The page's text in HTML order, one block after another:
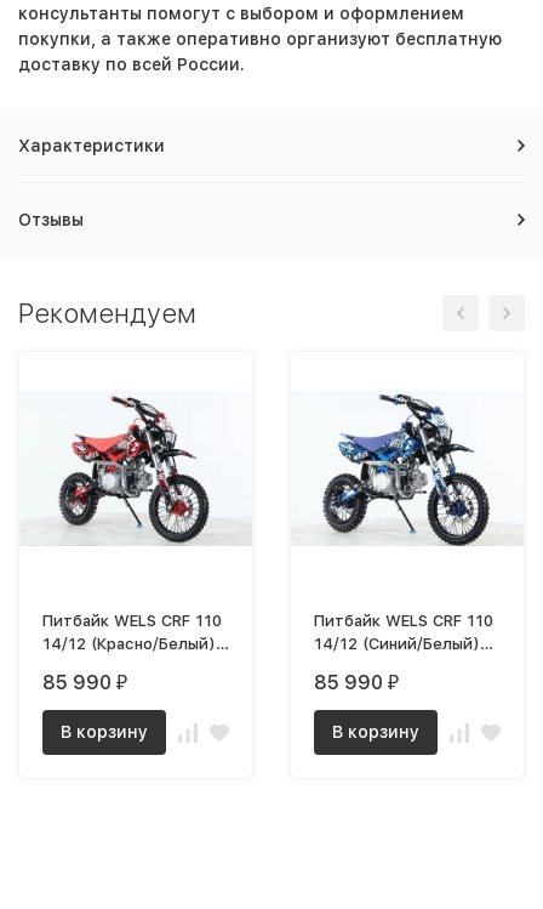
консультанты помогут с выбором и оформлением
покупки, а также оперативно организуют бесплатную
доставку по всей России.
Характеристики
Отзывы
Рекомендуем
Питбайк WELS CRF 110
14/12 (Красно/Белый)
85 990 ₽
В корзину
Питбайк WELS CRF 110
14/12 (Синий/Белый)
85 990 ₽
В корзину